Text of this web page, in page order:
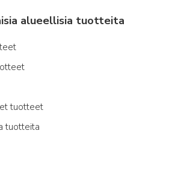
alueellisia tuotteita
tuotteet
tuotteita